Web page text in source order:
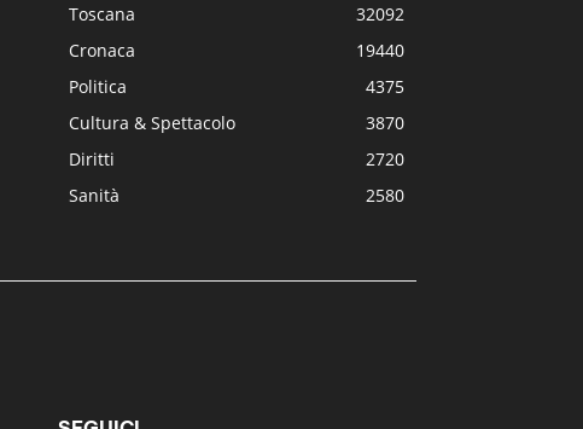
Toscana
32092
Cronaca
19440
Politica
4375
Cultura & Spettacolo
3870
Diritti
2720
Sanità
2580